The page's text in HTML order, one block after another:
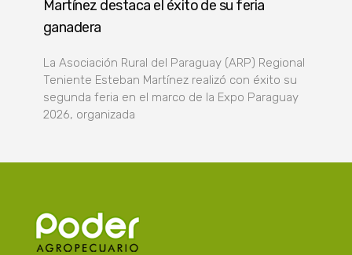
Martínez destaca el éxito de su feria
ganadera
La Asociación Rural del Paraguay (ARP) Regional
Teniente Esteban Martínez realizó con éxito su
segunda feria en el marco de la Expo Paraguay
2026, organizada